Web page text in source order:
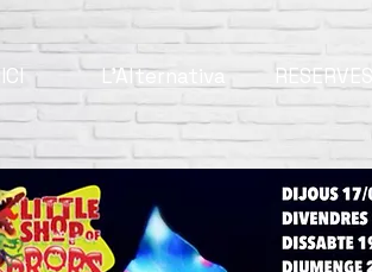
L'Alternativa RESERVES